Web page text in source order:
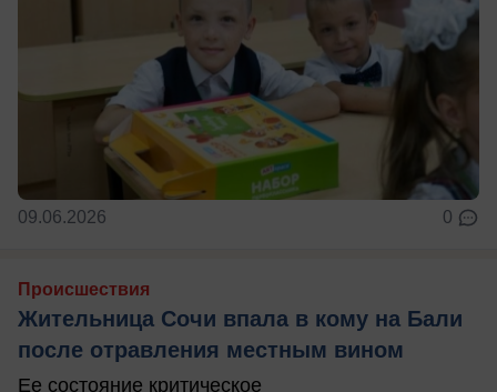
09.06.2026 0
Происшествия
Жительница Сочи впала в кому на Бали
после отравления местным вином
Ее состояние критическое